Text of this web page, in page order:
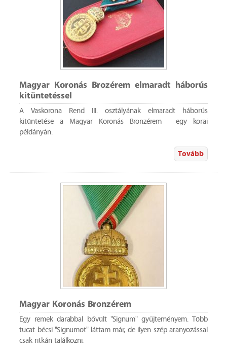
Magyar Koronás Brozérem elmaradt háborús
kitüntetéssel
A Vaskorona Rend III. osztályának elmaradt háborús
kitüntetése a Magyar Koronás Bronzérem egy korai
példányán.
Tovább
Magyar Koronás Bronzérem
Egy remek darabbal bővült "Signum" gyűjteményem. Több
tucat bécsi "Signumot" láttam már, de ilyen szép aranyozással
csak ritkán találkozni.